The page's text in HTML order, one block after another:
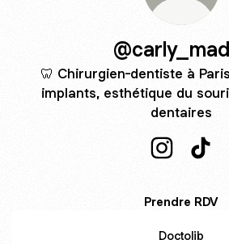
🦷 Chirurgien-dentiste à
implants, esthétique du
dentaires
Prendre RDV
Doctolib